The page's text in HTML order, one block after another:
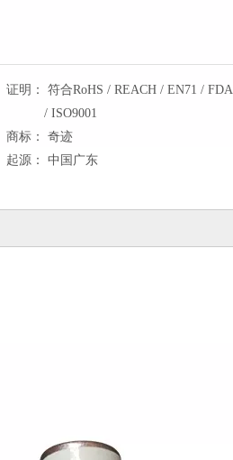
证明：
符合RoHS / REACH / EN71 / FDA
/ ISO9001
商标： 奇迹
起源： 中国广东